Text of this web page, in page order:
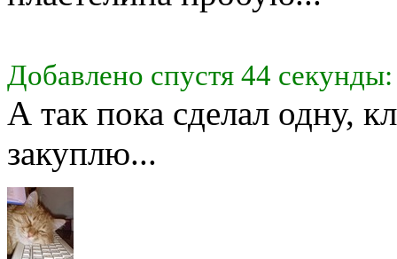
Добавлено спустя 44 секунды:
А так пока сделал одну,
закуплю...